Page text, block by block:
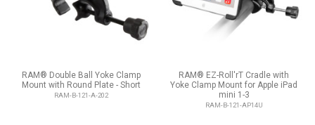
RAM® Double Ball Yoke Clamp
Mount with Round Plate - Short
RAM-B-121-A-202
RAM® EZ-Roll'rT Cradle with
Yoke Clamp Mount for Apple iPad
mini 1-3
RAM-B-121-AP14U